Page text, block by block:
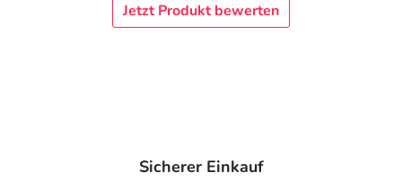
Jetzt Produkt bewerten
Sicherer Einkauf